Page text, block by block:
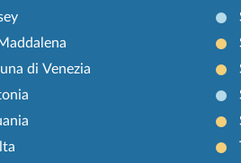
di Venezia